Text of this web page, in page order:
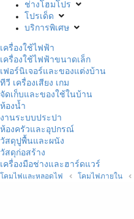
ช่างโฮมโปร
โปรเด็ด
บริการพิเศษ
เครื่องใช้ไฟฟ้า
เครื่องใช้ไฟฟ้าขนาดเล็ก
เฟอร์นิเจอร์และของแต่งบ้าน
ทีวี เครื่องเสียง เกม
จัดเก็บและของใช้ในบ้าน
ห้องน้ำ
งานระบบประปา
ห้องครัวและอุปกรณ์
วัสดุปูพื้นและผนัง
วัสดุก่อสร้าง
เครื่องมือช่างและฮาร์ดแวร์
โคมไฟและหลอดไฟ โคมไฟภายใน